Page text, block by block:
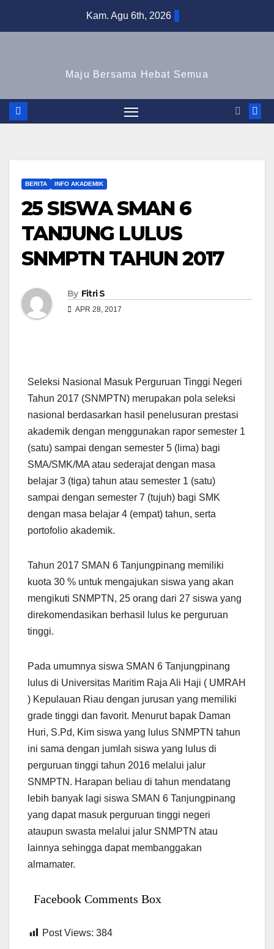
Kam. Agu 6th, 2026
Maju Bersama Hebat Semua
BERITA INFO AKADEMIK
25 SISWA SMAN 6
TANJUNG LULUS
SNMPTN TAHUN 2017
By Fitri S
APR 28, 2017
Seleksi Nasional Masuk Perguruan Tinggi Negeri
Tahun 2017 (SNMPTN) merupakan pola seleksi
nasional berdasarkan hasil penelusuran prestasi
akademik dengan menggunakan rapor semester 1
(satu) sampai dengan semester 5 (lima) bagi
SMA/SMK/MA atau sederajat dengan masa
belajar 3 (tiga) tahun atau semester 1 (satu)
sampai dengan semester 7 (tujuh) bagi SMK
dengan masa belajar 4 (empat) tahun, serta
portofolio akademik.
Tahun 2017 SMAN 6 Tanjungpinang memiliki
kuota 30 % untuk mengajukan siswa yang akan
mengikuti SNMPTN, 25 orang dari 27 siswa yang
direkomendasikan berhasil lulus ke perguruan
tinggi.
Pada umumnya siswa SMAN 6 Tanjungpinang
lulus di Universitas Maritim Raja Ali Haji ( UMRAH
) Kepulauan Riau dengan jurusan yang memiliki
grade tinggi dan favorit. Menurut bapak Daman
Huri, S.Pd, Kim siswa yang lulus SNMPTN tahun
ini sama dengan jumlah siswa yang lulus di
perguruan tinggi tahun 2016 melalui jalur
SNMPTN. Harapan beliau di tahun mendatang
lebih banyak lagi siswa SMAN 6 Tanjungpinang
yang dapat masuk perguruan tinggi negeri
ataupun swasta melalui jalur SNMPTN atau
lainnya sehingga dapat membanggakan
almamater.
Facebook Comments Box
Post Views: 384